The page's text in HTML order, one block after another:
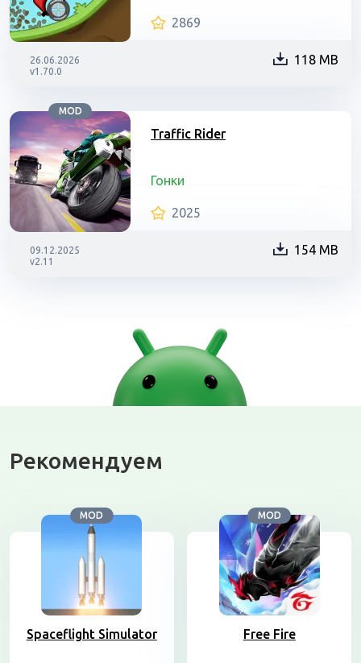
2869
26.06.2026
v1.70.0
118 MB
MOD
Traffic Rider
Гонки
2025
09.12.2025
v2.11
154 MB
Рекомендуем
MOD
Spaceflight Simulator
MOD
Free Fire